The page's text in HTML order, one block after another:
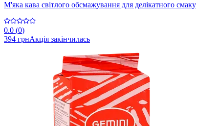
М'яка кава світлого обсмажування для делікатного смаку
0.0 (0)
394 грнАкція закінчилась